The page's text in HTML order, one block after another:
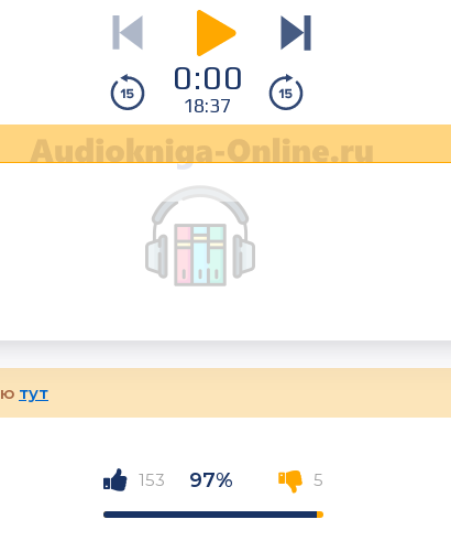
0:00
18:37
тут
153 97% 5